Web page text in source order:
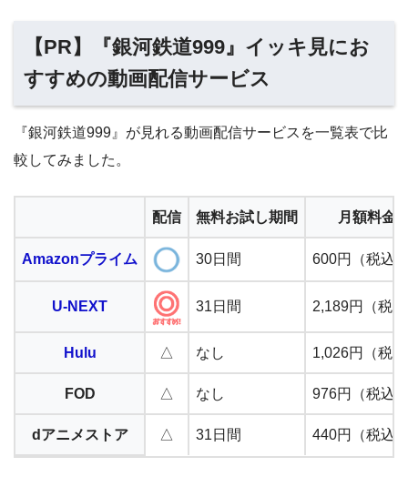
【PR】『銀河鉄道999』イッキ見にお
すすめの動画配信サービス
『銀河鉄道999』が見れる動画配信サービスを一覧表で比
較してみました。
配信 無料お試し期間 月額料金
Amazonプライム 30日間 600円（税込
U-NEXT 31日間 2,189円（税
Hulu △ なし 1,026円（税
FOD △ なし 976円（税込
dアニメストア △ 31日間 440円（税込